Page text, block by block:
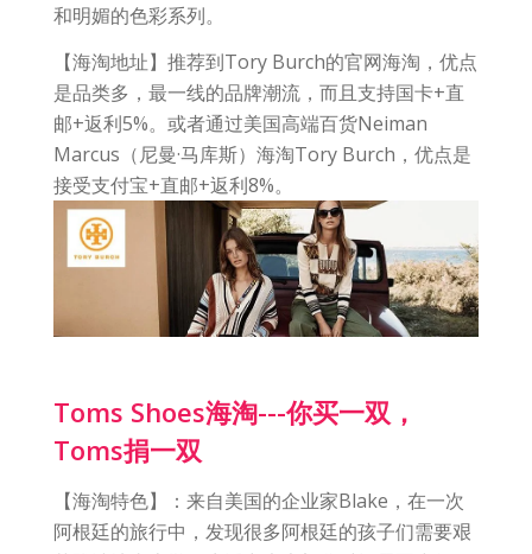
和明媚的色彩系列。
【海淘地址】推荐到Tory Burch的官网海淘，优点
是品类多，最一线的品牌潮流，而且支持国卡+直
邮+返利5%。或者通过美国高端百货Neiman
Marcus（尼曼·马库斯）海淘Tory Burch，优点是
接受支付宝+直邮+返利8%。
Toms Shoes海淘---你买一双，
Toms捐一双
【海淘特色】：来自美国的企业家Blake，在一次
阿根廷的旅行中，发现很多阿根廷的孩子们需要艰